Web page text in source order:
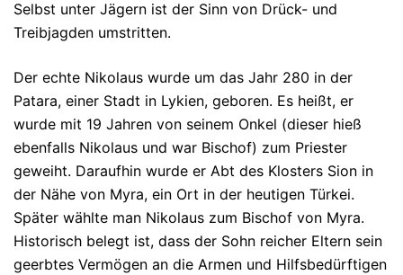
Selbst unter Jägern ist der Sinn von Drück- und
Treibjagden umstritten.
Der echte Nikolaus wurde um das Jahr 280 in der
Patara, einer Stadt in Lykien, geboren. Es heißt, er
wurde mit 19 Jahren von seinem Onkel (dieser hieß
ebenfalls Nikolaus und war Bischof) zum Priester
geweiht. Daraufhin wurde er Abt des Klosters Sion in
der Nähe von Myra, ein Ort in der heutigen Türkei.
Später wählte man Nikolaus zum Bischof von Myra.
Historisch belegt ist, dass der Sohn reicher Eltern sein
geerbtes Vermögen an die Armen und Hilfsbedürftigen